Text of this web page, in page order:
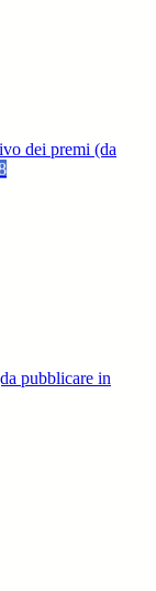
dei premi (da
pubblicare in